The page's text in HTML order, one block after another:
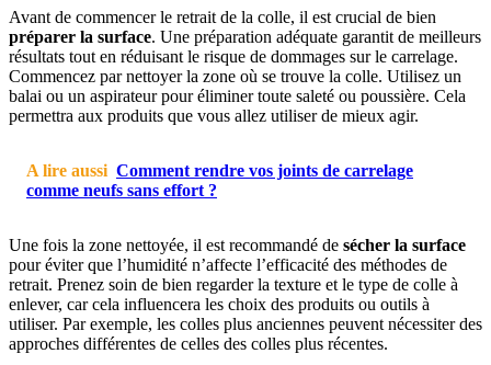
Avant de commencer le retrait de la colle, il est crucial de bien
préparer la surface. Une préparation adéquate garantit de meilleurs
résultats tout en réduisant le risque de dommages sur le carrelage.
Commencez par nettoyer la zone où se trouve la colle. Utilisez un
balai ou un aspirateur pour éliminer toute saleté ou poussière. Cela
permettra aux produits que vous allez utiliser de mieux agir.
A lire aussi Comment rendre vos joints de carrelage
comme neufs sans effort ?
Une fois la zone nettoyée, il est recommandé de sécher la surface
pour éviter que l’humidité n’affecte l’efficacité des méthodes de
retrait. Prenez soin de bien regarder la texture et le type de colle à
enlever, car cela influencera les choix des produits ou outils à
utiliser. Par exemple, les colles plus anciennes peuvent nécessiter des
approches différentes de celles des colles plus récentes.